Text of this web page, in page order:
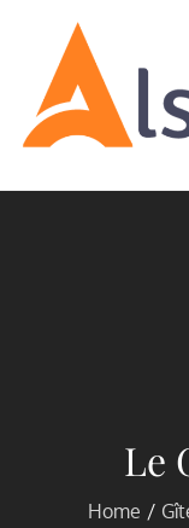
content
Alsace-gite
Le
Home